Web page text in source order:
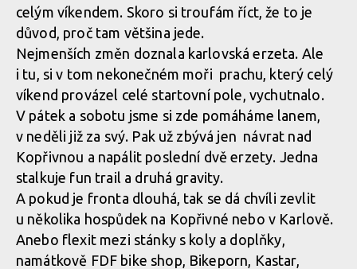
celým víkendem. Skoro si troufám říct, že to je
důvod, proč tam většina jede.
Nejmenších změn doznala karlovská erzeta. Ale
i tu, si v tom nekonečném moři prachu, který celý
víkend provázel celé startovní pole, vychutnalo.
V pátek a sobotu jsme si zde pomáháme lanem,
v neděli již za svý. Pak už zbývá jen návrat nad
Kopřivnou a napálit poslední dvě erzety. Jedna
stalkuje fun trail a druhá gravity.
A pokud je fronta dlouhá, tak se dá chvíli zevlit
u několika hospůdek na Kopřivné nebo v Karlově.
Anebo flexit mezi stánky s koly a doplňky,
namátkově FDF bike shop, Bikeporn, Kastar,